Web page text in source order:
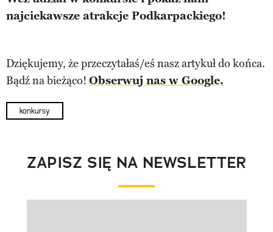
najciekawsze atrakcje Podkarpackiego!
Dziękujemy, że przeczytałaś/eś nasz artykuł do końca.
Bądź na bieżąco! Obserwuj nas w Google.
konkursy
ZAPISZ SIĘ NA NEWSLETTER